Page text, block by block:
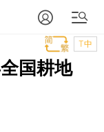
T中
国耕地